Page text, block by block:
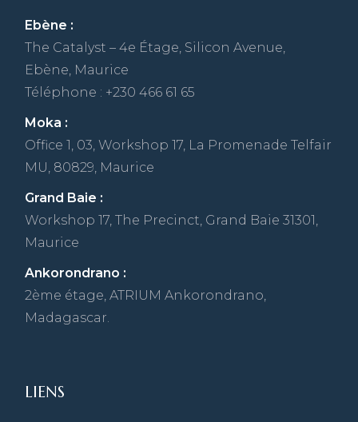
Ebène :
The Catalyst – 4e Étage, Silicon Avenue,
Ebène, Maurice
Téléphone : +230 466 61 65
Moka :
Office 1, 03, Workshop 17, La Promenade Telfair
MU, 80829, Maurice
Grand Baie :
Workshop 17, The Precinct, Grand Baie 31301,
Maurice
Ankorondrano :
2ème étage, ATRIUM Ankorondrano,
Madagascar.
LIENS